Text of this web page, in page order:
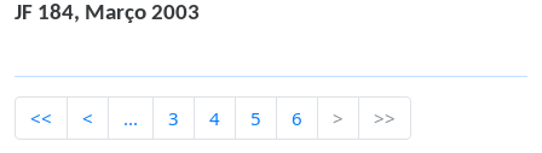
JF 184, Março 2003
<< < ... 3 4 5 6 > >>